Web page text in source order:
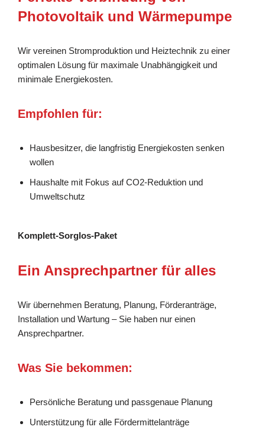
Photovoltaik und Wärmepumpe
Wir vereinen Stromproduktion und Heiztechnik zu einer
optimalen Lösung für maximale Unabhängigkeit und
minimale Energiekosten.
Empfohlen für:
Hausbesitzer, die langfristig Energiekosten senken
wollen
Haushalte mit Fokus auf CO2-Reduktion und
Umweltschutz
Komplett-Sorglos-Paket
Ein Ansprechpartner für alles
Wir übernehmen Beratung, Planung, Förderanträge,
Installation und Wartung – Sie haben nur einen
Ansprechpartner.
Was Sie bekommen:
Persönliche Beratung und passgenaue Planung
Unterstützung für alle Fördermittelanträge